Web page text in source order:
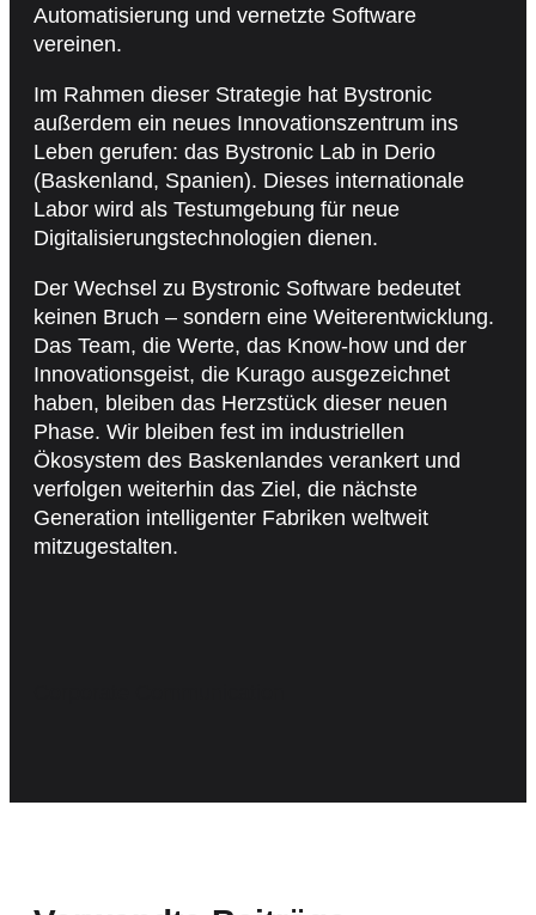
Automatisierung und vernetzte Software
vereinen.
Im Rahmen dieser Strategie hat Bystronic
außerdem ein neues Innovationszentrum ins
Leben gerufen: das Bystronic Lab in Derio
(Baskenland, Spanien). Dieses internationale
Labor wird als Testumgebung für neue
Digitalisierungstechnologien dienen.
Der Wechsel zu Bystronic Software bedeutet
keinen Bruch – sondern eine Weiterentwicklung.
Das Team, die Werte, das Know-how und der
Innovationsgeist, die Kurago ausgezeichnet
haben, bleiben das Herzstück dieser neuen
Phase. Wir bleiben fest im industriellen
Ökosystem des Baskenlandes verankert und
verfolgen weiterhin das Ziel, die nächste
Generation intelligenter Fabriken weltweit
mitzugestalten.